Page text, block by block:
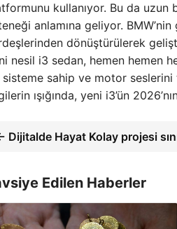
kullanıyor. Bu da uzun
anlamına geliyor.
dönüştürülerek
nesil i3 sedan, hemen hemen
sisteme sahip ve motor
ışığında, yeni i3’ün
Dijitalde Hayat Kolay projesi
Edilen Haberler